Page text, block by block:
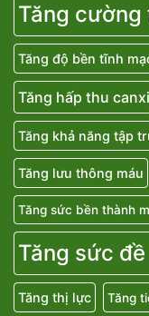
Tăng cường
Tăng độ bền tĩnh
Tăng hấp thu canxi
Tăng khả năng tập
Tăng lưu thông máu
Tăng sức bền thành
Tăng sức
Tăng thị lực Tăng